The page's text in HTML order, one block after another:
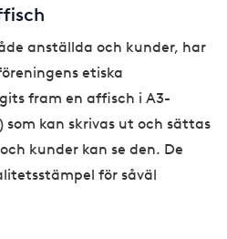
anställda och kunder, har
etiska
fram en affisch i A3-
kan skrivas ut och sättas
kunder kan se den. De
för såväl